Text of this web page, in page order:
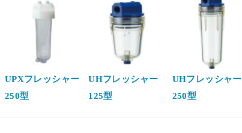
UPXフレッシャー
250型
UHフレッシャー
125型
UHフレッシャー
250型